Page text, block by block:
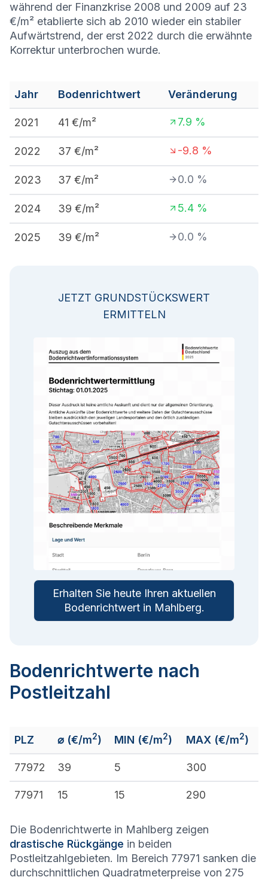
während der Finanzkrise 2008 und 2009 auf 23
€/m² etablierte sich ab 2010 wieder ein stabiler
Aufwärtstrend, der erst 2022 durch die erwähnte
Korrektur unterbrochen wurde.
Jahr Bodenrichtwert Veränderung
2021 41 €/m² 7.9 %
2022 37 €/m² -9.8 %
2023 37 €/m² 0.0 %
2024 39 €/m² 5.4 %
2025 39 €/m² 0.0 %
JETZT GRUNDSTÜCKSWERT
ERMITTELN
Erhalten Sie heute Ihren aktuellen
Bodenrichtwert in Mahlberg.
Bodenrichtwerte nach
Postleitzahl
PLZ ⌀ (€/m2) MIN (€/m2) MAX (€/m2)
77972 39 5 300
77971 15 15 290
Die Bodenrichtwerte in Mahlberg zeigen
drastische Rückgänge in beiden
Postleitzahlgebieten. Im Bereich 77971 sanken die
durchschnittlichen Quadratmeterpreise von 275